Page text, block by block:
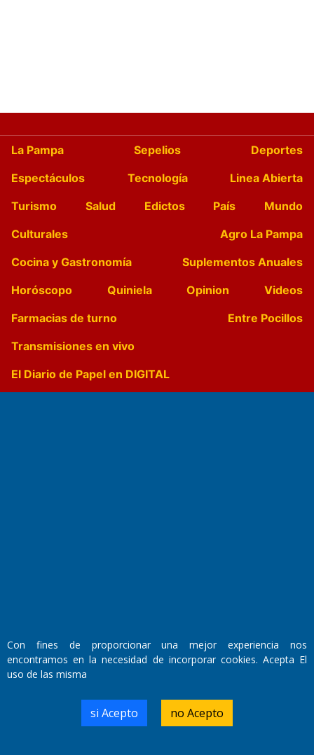
La Pampa Sepelios
Deportes
Espectáculos
Tecnología
Linea Abierta
Turismo
Salud Edictos País
Mundo
Culturales
Agro La Pampa
Cocina y Gastronomía
Suplementos Anuales
Horóscopo
Quiniela Opinion
Videos
Farmacias de turno
Entre Pocillos
Transmisiones en vivo
El Diario de Papel en DIGITAL
Director Periodístico:
Walter René Goñi
Domicilio Legal: José Ingenieros 855,
Santa Rosa, La Pampa.
Número de Registro DNDA:
Con fines de proporcionar una mejor experiencia nos
encontramos en la necesidad de incorporar cookies. Acepta El
uso de las misma
si Acepto no Acepto